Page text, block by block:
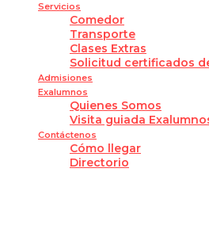
Servicios
Comedor
Transporte
Clases Extras
Solicitud certificados
Admisiones
Exalumnos
Quienes Somos
Visita guiada
Contáctenos
Cómo llegar
Directorio